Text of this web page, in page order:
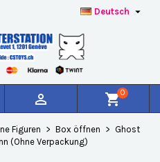
Deutsch 
 shopping_cart0
Figuren Box öffnen
Ghost
(Ohne Verpackung)
Wunschliste erstellen
um Artikel Ihrer
können.